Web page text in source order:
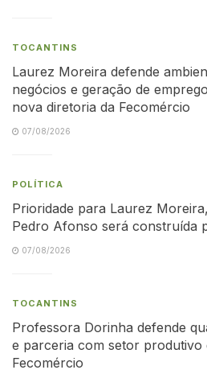
TOCANTINS
Laurez Moreira defende
negócios e geração de
nova diretoria da Fecomércio
07/08/2026
POLÍTICA
Prioridade para Laurez
Pedro Afonso será construída
07/08/2026
TOCANTINS
Professora Dorinha defende
e parceria com setor produtivo
Fecomércio